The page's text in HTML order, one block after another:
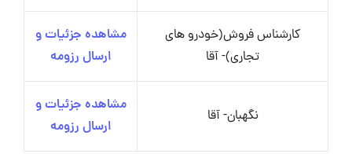
کارشناس فروش(خودرو های
تجاری)- آقا
مشاهده جزئیات و
ارسال رزومه
نگهبان- آقا
مشاهده جزئیات و
ارسال رزومه